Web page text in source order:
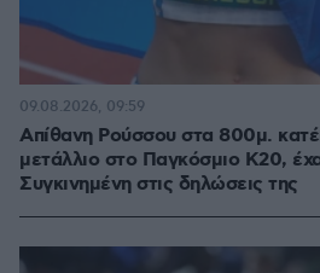
Απίθανη Ρούσσου στα 800μ.
μετάλλιο στο Παγκόσμιο Κ20,
Συγκινημένη στις δηλώσεις της
09.08.2026, 09:59